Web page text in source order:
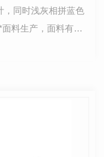
，同时浅灰相拼蓝色
料生产，面料有弹
，透气性好，多…